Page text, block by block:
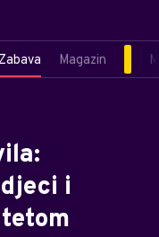
Zabava Magazin
i